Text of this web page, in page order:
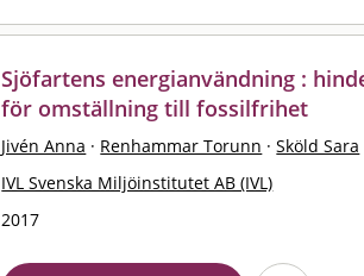
Sjöfartens energianvändning :
för omställning till fossilfrihet
Jivén Anna · Renhammar Torunn · Sköld Sara
IVL Svenska Miljöinstitutet AB (IVL)
2017